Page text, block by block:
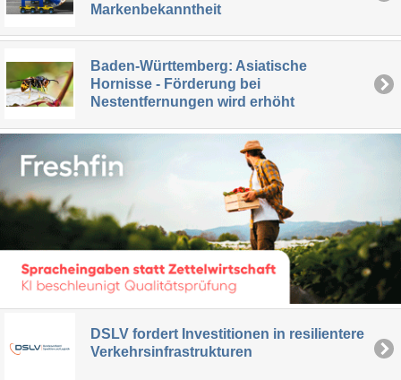
Markenbekanntheit
Baden-Württemberg: Asiatische
Hornisse - Förderung bei
Nestentfernungen wird erhöht
DSLV fordert Investitionen in resilientere
Verkehrsinfrastrukturen